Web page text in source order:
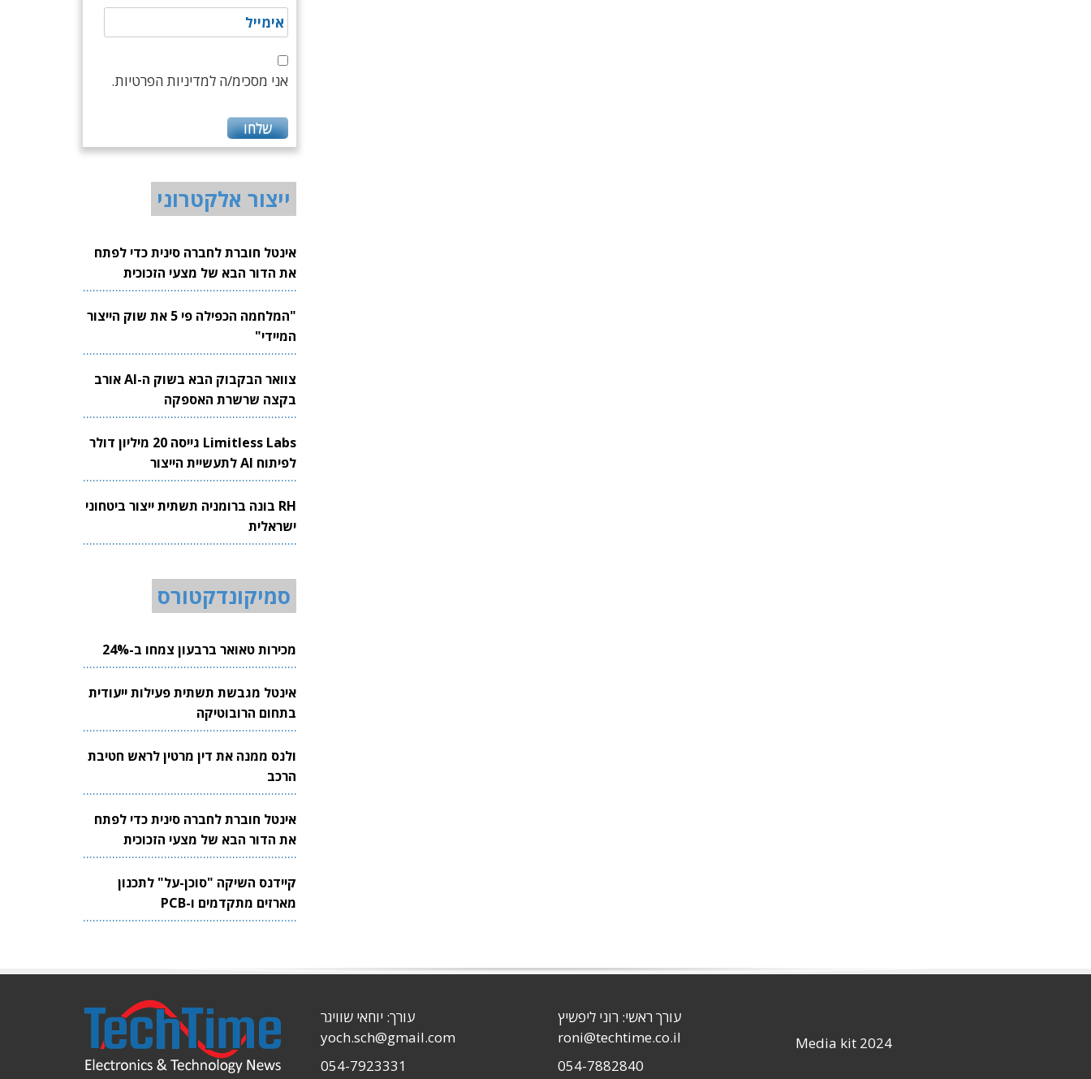
אני מסכימ/ה למדיניות הפרטיות.
ייצור אלקטרוני
אינטל חוברת לחברה סינית כדי לפתח
את הדור הבא של מצעי הזכוכית
לשבבים
"המלחמה הכפילה פי 5 את שוק הייצור
המיידי"
צוואר הבקבוק הבא בשוק ה-AI אורב
בקצה שרשרת האספקה
Limitless Labs גייסה 20 מיליון דולר
לפיתוח AI לתעשיית הייצור
RH בונה ברומניה תשתית ייצור ביטחוני
ישראלית
סמיקונדקטורס
מכירות טאואר ברבעון צמחו ב-24%
אינטל מגבשת תשתית פעילות ייעודית
בתחום הרובוטיקה
ולנס ממנה את דין מרטין לראש חטיבת
הרכב
אינטל חוברת לחברה סינית כדי לפתח
את הדור הבא של מצעי הזכוכית
לשבבים
קיידנס השיקה "סוכן-על" לתכנון
מארזים מתקדמים ו-PCB
Media kit 2024
עורך ראשי: רוני ליפשיץ
roni@techtime.co.il
054-7882840
עורך: יוחאי שוויגר
yoch.sch@gmail.com
054-7923331